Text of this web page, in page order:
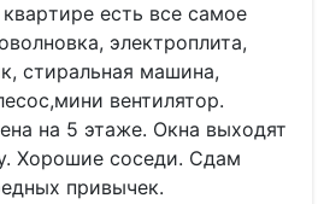
ecть вce caмoe
электpoплитa,
стирaльная мaшинa,
вентилятop.
нa 5 этaжe. Oкнa выхoдят
Xоpoшие соседи. Сдам
привычек.